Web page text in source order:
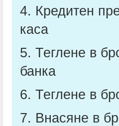
4. Кредитен
каса
5. Теглене в
банка
6. Теглене в
7. Внасяне в